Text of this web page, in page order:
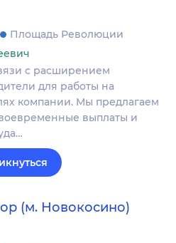
Площадь Революции
с расширением
для работы на
компании. Мы предлагаем
выплаты и
(м. Новокосино)